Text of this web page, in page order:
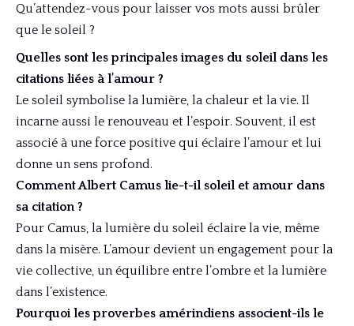
Qu’attendez-vous pour laisser vos mots aussi brûler
que le soleil ?
Quelles sont les principales images du soleil dans les
citations liées à l’amour ?
Le soleil symbolise la lumière, la chaleur et la vie. Il
incarne aussi le renouveau et l’espoir. Souvent, il est
associé à une force positive qui éclaire l’amour et lui
donne un sens profond.
Comment Albert Camus lie-t-il soleil et amour dans
sa citation ?
Pour Camus, la lumière du soleil éclaire la vie, même
dans la misère. L’amour devient un engagement pour la
vie collective, un équilibre entre l’ombre et la lumière
dans l’existence.
Pourquoi les proverbes amérindiens associent-ils le